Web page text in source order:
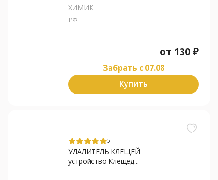
ХИМИК
РФ
от 130₽
Забрать c 07.08
Купить
5
УДАЛИТЕЛЬ КЛЕЩЕЙ
устройство Клещед...